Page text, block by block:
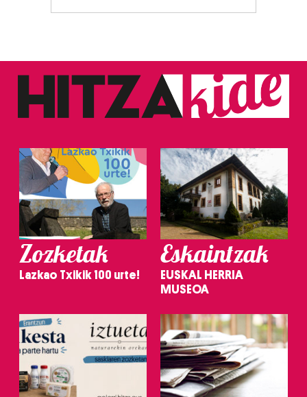
Zozketak
Lazkao Txikik 100 urte!
Eskaintzak
EUSKAL HERRIA
MUSEOA